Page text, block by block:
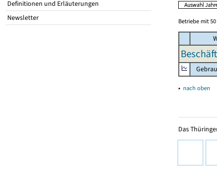
Definitionen und Erläuterungen
Newsletter
Betriebe mit
▴ nach oben
Das